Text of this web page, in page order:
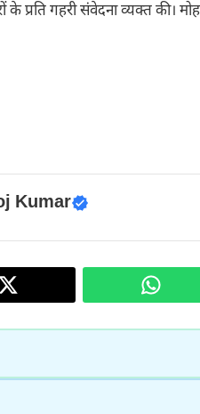
के प्रति गहरी संवेदना व्यक्त
Kumar